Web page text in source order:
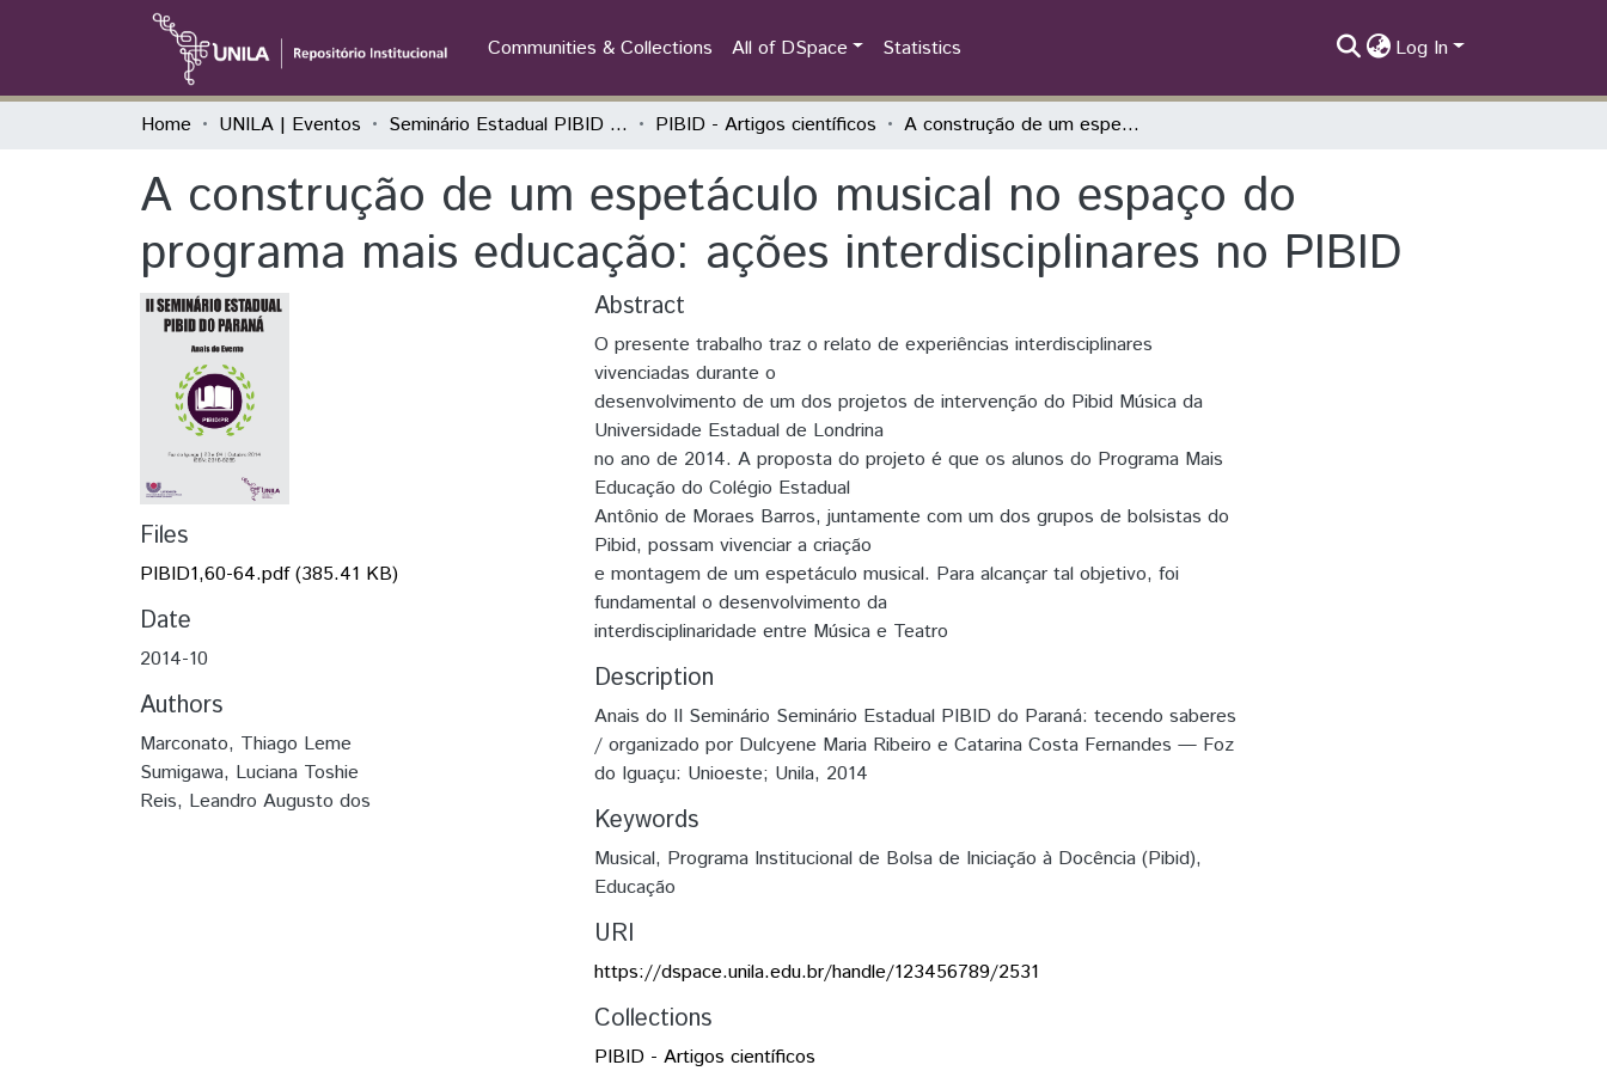
Communities & Collections All of DSpace Statistics Log In
Home UNILA | Eventos Seminário Estadual PIBID do Paraná: tecendo saberes (PIBID) PIBID - Artigos científicos A construção de um espetáculo musical no espaço do programa mais educação: ações interdisciplinares no PIBID
A construção de um espetáculo musical no espaço do
programa mais educação: ações interdisciplinares no PIBID
Files
PIBID1,60-64.pdf(385.41 KB)
Date
2014-10
Authors
Marconato, Thiago Leme
Sumigawa, Luciana Toshie
Reis, Leandro Augusto dos
Abstract
O presente trabalho traz o relato de experiências interdisciplinares
vivenciadas durante o
desenvolvimento de um dos projetos de intervenção do Pibid Música da
Universidade Estadual de Londrina
no ano de 2014. A proposta do projeto é que os alunos do Programa Mais
Educação do Colégio Estadual
Antônio de Moraes Barros, juntamente com um dos grupos de bolsistas do
Pibid, possam vivenciar a criação
e montagem de um espetáculo musical. Para alcançar tal objetivo, foi
fundamental o desenvolvimento da
interdisciplinaridade entre Música e Teatro
Description
Anais do II Seminário Seminário Estadual PIBID do Paraná: tecendo saberes
/ organizado por Dulcyene Maria Ribeiro e Catarina Costa Fernandes — Foz
do Iguaçu: Unioeste; Unila, 2014
Keywords
Musical, Programa Institucional de Bolsa de Iniciação à Docência (Pibid),
Educação
URI
https://dspace.unila.edu.br/handle/123456789/2531
Collections
PIBID - Artigos científicos